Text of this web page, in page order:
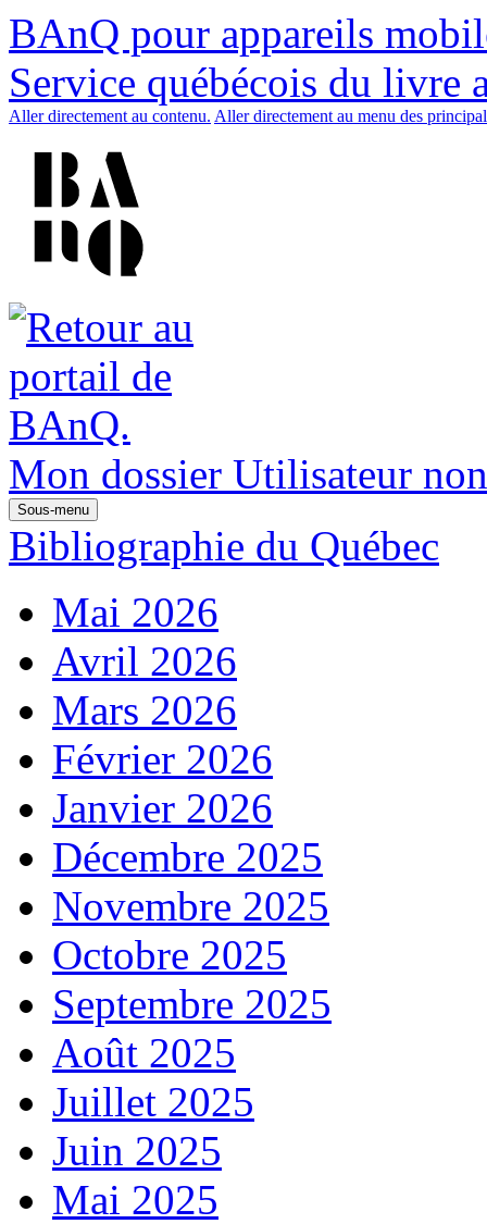
BAnQ pour appareils
Service québécois du livre
Aller directement au contenu. Aller directement au menu des
Mon dossier Utilisateur
Sous-menu
Bibliographie du Québec
Mai 2026
Avril 2026
Mars 2026
Février 2026
Janvier 2026
Décembre 2025
Novembre 2025
Octobre 2025
Septembre 2025
Août 2025
Juillet 2025
Juin 2025
Mai 2025